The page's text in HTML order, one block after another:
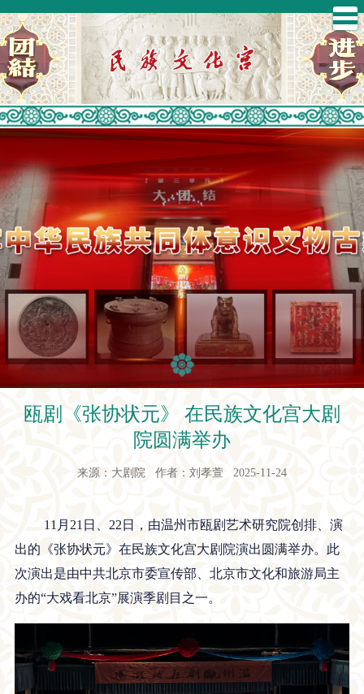
瓯剧《张协状元》 在民族文化宫大剧
院圆满举办
来源：大剧院 作者：刘孝萱 2025-11-24
11月21日、22日，由温州市瓯剧艺术研究院创排、演
出的《张协状元》在民族文化宫大剧院演出圆满举办。此
次演出是由中共北京市委宣传部、北京市文化和旅游局主
办的“大戏看北京”展演季剧目之一。